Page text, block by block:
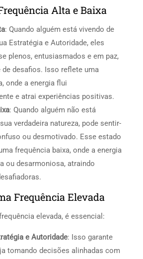
Alta e Baixa
: Quando alguém está vivendo de
Estratégia e Autoridade, eles
plenos, entusiasmados e em paz,
de desafios. Isso reflete uma
onde a energia flui
e atrai experiências positivas.
: Quando alguém não está
verdadeira natureza, pode sentir-
ou desmotivado. Esse estado
frequência baixa, onde a energia
ou desarmoniosa, atraindo
Frequência Elevada
elevada, é essencial:
e Autoridade: Isso garante
tomando decisões alinhadas com